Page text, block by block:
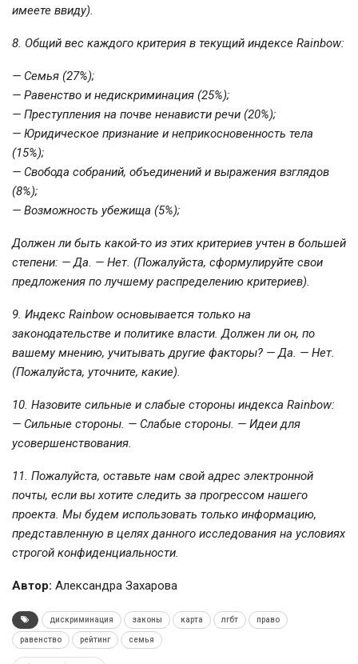
имеете ввиду).
8. Общий вес каждого критерия в текущий индексе Rainbow:
— Семья (27%);
— Равенство и недискриминация (25%);
— Преступления на почве ненависти речи (20%);
— Юридическое признание и неприкосновенность тела
(15%);
— Свобода собраний, объединений и выражения взглядов
(8%);
— Возможность убежища (5%);
Должен ли быть какой-то из этих критериев учтен в большей
степени: — Да. — Нет. (Пожалуйста, сформулируйте свои
предложения по лучшему распределению критериев).
9. Индекс Rainbow основывается только на
законодательстве и политике власти. Должен ли он, по
вашему мнению, учитывать другие факторы? — Да. — Нет.
(Пожалуйста, уточните, какие).
10. Назовите сильные и слабые стороны индекса Rainbow:
— Сильные стороны. — Слабые стороны. — Идеи для
усовершенствования.
11. Пожалуйста, оставьте нам свой адрес электронной
почты, если вы хотите следить за прогрессом нашего
проекта. Мы будем использовать только информацию,
представленную в целях данного исследования на условиях
строгой конфиденциальности.
Автор: Александра Захарова
дискриминация законы карта лгбт право
равенство рейтинг семья